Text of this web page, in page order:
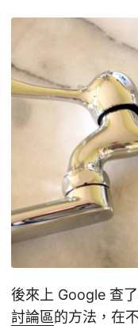
後來上 Google 查
討論區的方法，在